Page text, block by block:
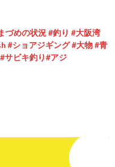
づめの状況 #釣り #大阪湾
#ショアジギング #大物 #青
サビキ釣り#アジ